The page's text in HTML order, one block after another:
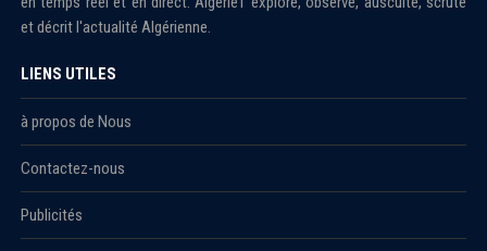
et décrit l'actualité Algérienne.
LIENS UTILES
à propos de Nous
Contactez-nous
Publicités